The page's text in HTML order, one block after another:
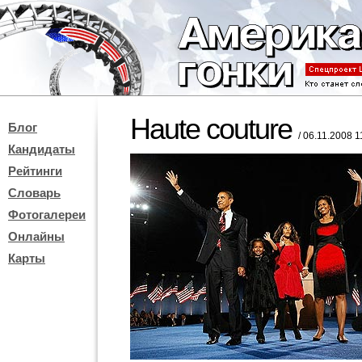
Блог
Кандидаты
Рейтинги
Словарь
Фотогалереи
Онлайны
Карты
Haute couture / 06.11.2008